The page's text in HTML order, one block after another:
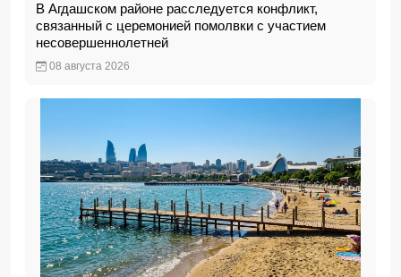
В Агдашском районе расследуется конфликт,
связанный с церемонией помолвки с участием
несовершеннолетней
08 августа 2026